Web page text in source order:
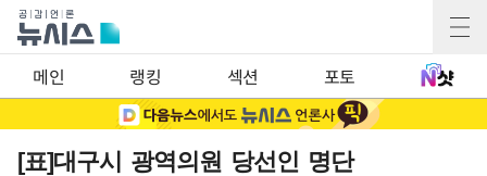
메인 랭킹 섹션 포토
[표]대구시 광역의원 당선인 명단